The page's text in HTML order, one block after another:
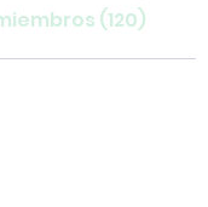
(120)